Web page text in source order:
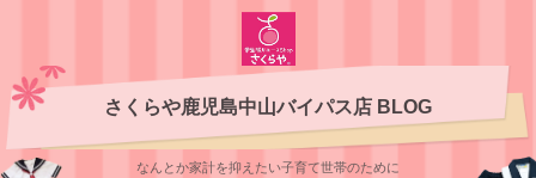
さくらや鹿児島中山バイパス店 BLOG
なんとか家計を抑えたい子育て世帯のために